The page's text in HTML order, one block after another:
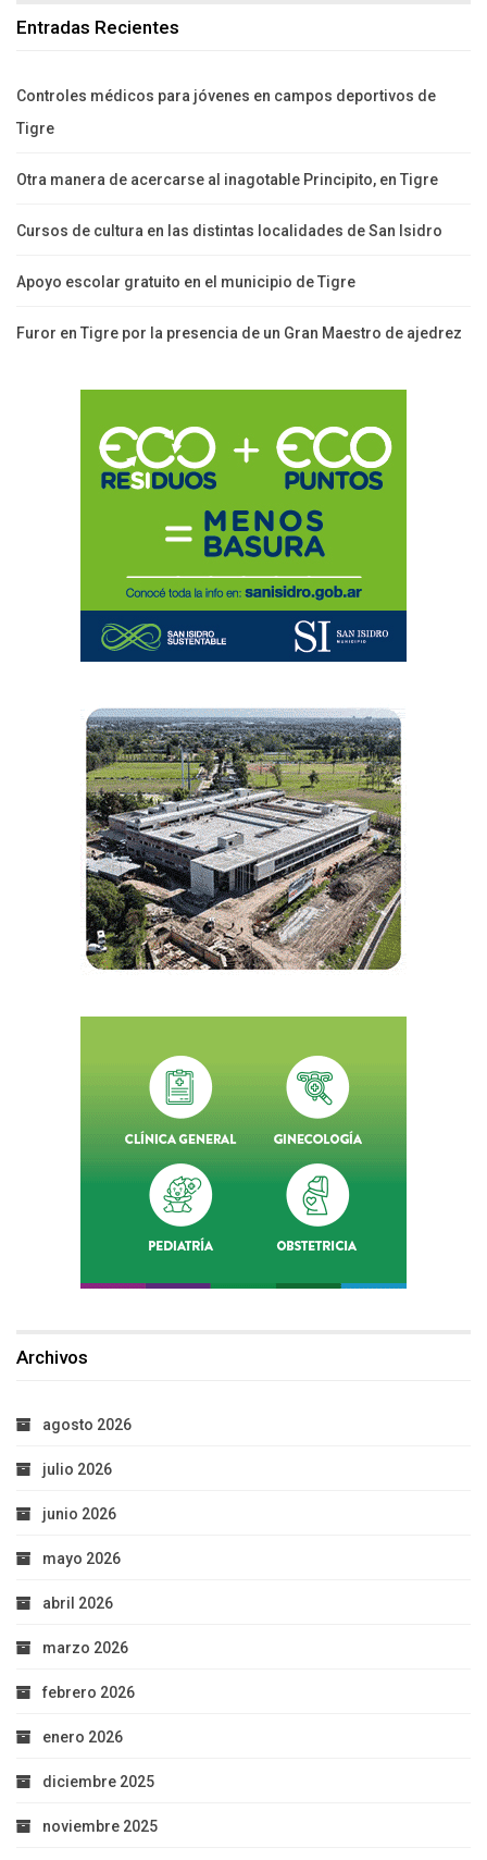
Entradas Recientes
Controles médicos para jóvenes en campos deportivos de
Tigre
Otra manera de acercarse al inagotable Principito, en Tigre
Cursos de cultura en las distintas localidades de San Isidro
Apoyo escolar gratuito en el municipio de Tigre
Furor en Tigre por la presencia de un Gran Maestro de ajedrez
Archivos
agosto 2026
julio 2026
junio 2026
mayo 2026
abril 2026
marzo 2026
febrero 2026
enero 2026
diciembre 2025
noviembre 2025